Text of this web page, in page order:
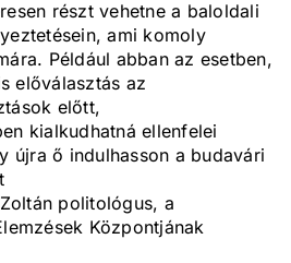
részt vehetne a baloldali
ami komoly
Például abban az esetben,
előválasztás az
előtt,
kialkudhatná ellenfelei
újra ő indulhasson a budavári
politológus, a
Központjának